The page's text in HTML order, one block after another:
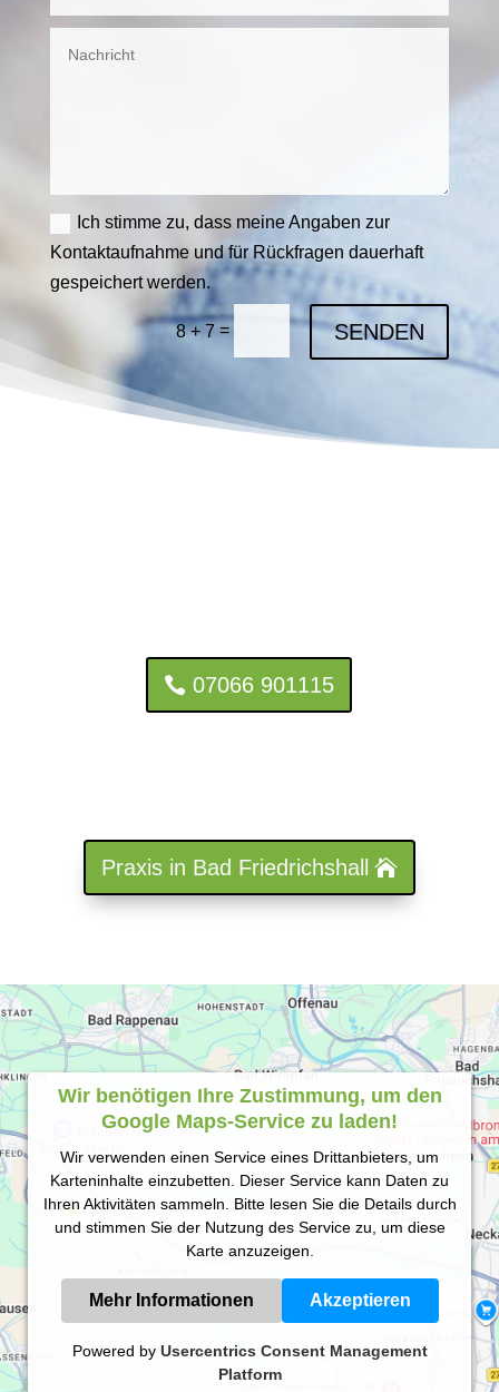
Ich stimme zu, dass meine Angaben zur
Kontaktaufnahme und für Rückfragen dauerhaft
gespeichert werden.
8 + 7 = SENDEN
07066 901115
Praxis in Bad Friedrichshall
Wir benötigen Ihre Zustimmung, um den
Google Maps-Service zu laden!
Wir verwenden einen Service eines Drittanbieters, um
Karteninhalte einzubetten. Dieser Service kann Daten zu
Ihren Aktivitäten sammeln. Bitte lesen Sie die Details durch
und stimmen Sie der Nutzung des Service zu, um diese
Karte anzuzeigen.
Mehr Informationen Akzeptieren
Powered by Usercentrics Consent Management
Platform